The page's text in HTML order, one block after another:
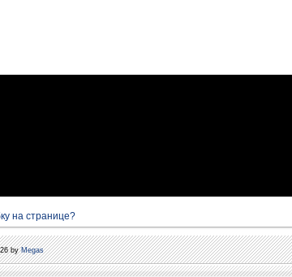
на странице?
byMegas